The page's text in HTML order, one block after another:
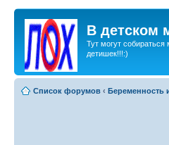
В детском
Тут могут
детишек!!!:)
Список форумов ‹ Беременность